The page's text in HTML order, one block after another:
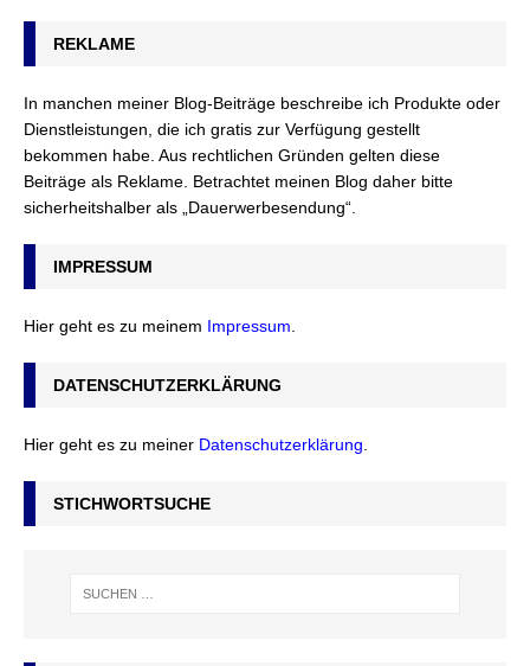
REKLAME
In manchen meiner Blog-Beiträge beschreibe ich Produkte oder
Dienstleistungen, die ich gratis zur Verfügung gestellt
bekommen habe. Aus rechtlichen Gründen gelten diese
Beiträge als Reklame. Betrachtet meinen Blog daher bitte
sicherheitshalber als „Dauerwerbesendung“.
IMPRESSUM
Hier geht es zu meinem Impressum
DATENSCHUTZERKLÄRUNG
Hier geht es zu meiner Datenschutzerklärung
STICHWORTSUCHE